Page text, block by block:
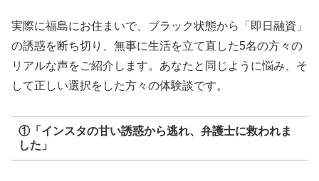
実際に福島にお住まいで、ブラック状態から「即日融資」
の誘惑を断ち切り、無事に生活を立て直した5名の方々の
リアルな声をご紹介します。あなたと同じように悩み、そ
して正しい選択をした方々の体験談です。
①「インスタの甘い誘惑から逃れ、弁護士に救われま
した」